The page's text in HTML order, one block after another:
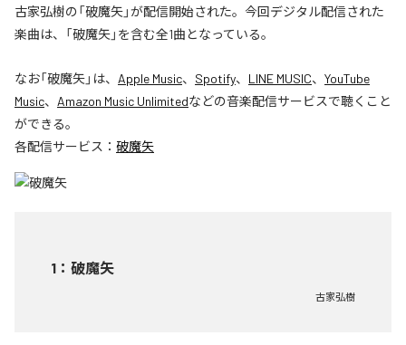
古家弘樹の「破魔矢」が配信開始された。今回デジタル配信された
楽曲は、「破魔矢」を含む全1曲となっている。
なお「破魔矢」は、 Apple Music、 Spotify、 LINE MUSIC、 YouTube
Music、 Amazon Music Unlimitedなどの音楽配信サービスで聴くこと
ができる。
各配信サービス： 破魔矢
1 ： 破魔矢
古家弘樹